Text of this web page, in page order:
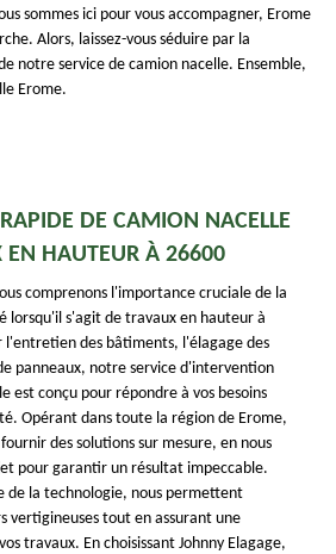
sommes ici pour vous accompagner, Erome
Alors, laissez-vous séduire par la
notre service de camion nacelle. Ensemble,
Erome.
DE CAMION NACELLE
EN HAUTEUR À 26600
comprenons l'importance cruciale de la
lorsqu'il s'agit de travaux en hauteur à
l'entretien des bâtiments, l'élagage des
panneaux, notre service d'intervention
est conçu pour répondre à vos besoins
Opérant dans toute la région de Erome,
des solutions sur mesure, en nous
pour garantir un résultat impeccable.
de la technologie, nous permettent
vertigineuses tout en assurant une
travaux. En choisissant Johnny Elagage,